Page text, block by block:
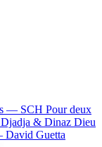
— SCH Pour deux
& Dinaz Dieu
Guetta